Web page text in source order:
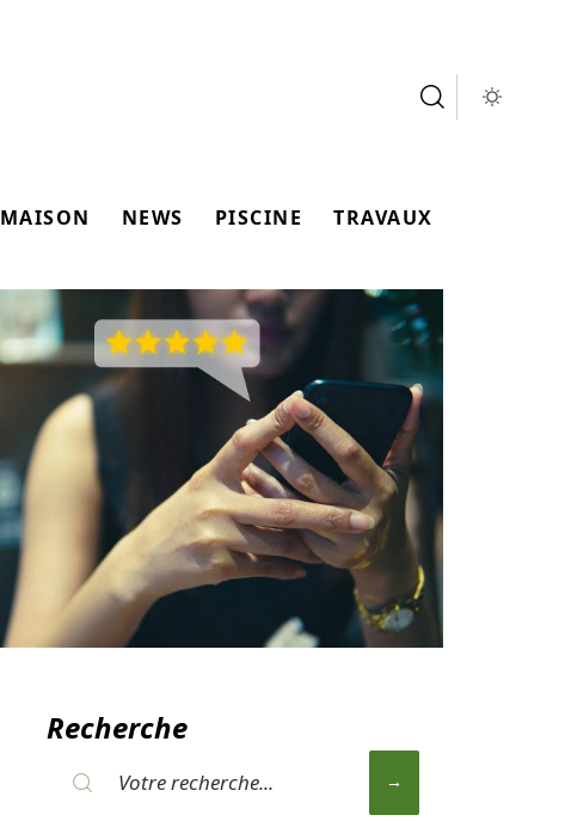
MAISON NEWS PISCINE TRAVAUX
Recherche